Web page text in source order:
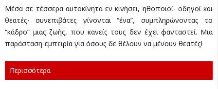
Μέσα σε τέσσερα αυτοκίνητα εν κινήσει, ηθοποιοί- οδηγοί και
θεατές- συνεπιβάτες γίνονται “ένα”, συμπληρώνοντας το
“κάδρο” μιας ζωής, που κανείς τους δεν έχει φανταστεί. Μια
παράσταση-εμπειρία για όσους δε θέλουν να μένουν θεατές!
Περισσότερα